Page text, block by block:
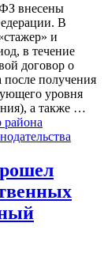
внесены
В
и
в течение
договор о
после получения
уровня
а также …
района